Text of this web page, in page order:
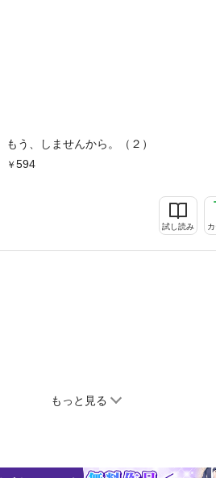
もう、しませんから。（２）
594
試し読み
もっと見る